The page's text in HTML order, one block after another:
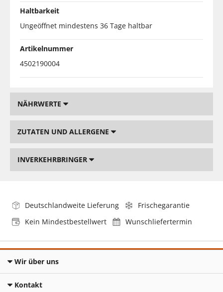
Haltbarkeit
Ungeöffnet mindestens 36 Tage haltbar
Artikelnummer
4502190004
NÄHRWERTE
ZUTATEN UND ALLERGENE
INVERKEHRBRINGER
Deutschlandweite Lieferung
Frischegarantie
Kein Mindestbestellwert
Wunschliefertermin
Wir über uns
Kontakt